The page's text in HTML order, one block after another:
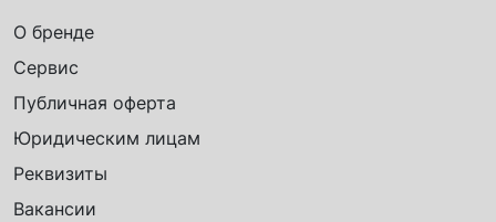
О бренде
Сервис
Публичная оферта
Юридическим лицам
Реквизиты
Вакансии